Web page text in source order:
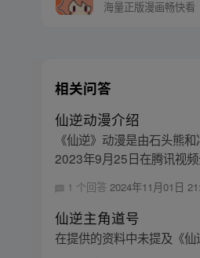
海量正版漫画畅快看
相关问答
仙逆动漫介绍
《仙逆》动漫是由石头熊
2023年9月25日在腾讯视
1 个回答2024年11月01日
仙逆主角道号
在提供的资料中未提及《